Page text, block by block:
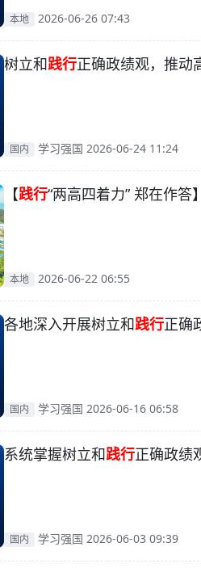
本地 2026-06-26 07:43
树立和践行正确政绩观，推动
国内 学习强国 2026-06-24 11:24
【践行“两高四着力” 郑在作答
本地 2026-06-22 06:55
各地深入开展树立和践行正确
国内 学习强国 2026-06-16 06:58
系统掌握树立和践行正确政
国内 学习强国 2026-06-03 09:39